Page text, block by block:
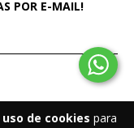
de cookies para
POR E-MAIL!